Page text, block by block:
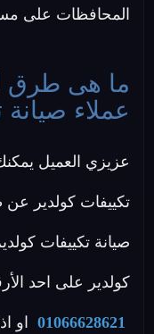
المحافظات على
ما هى طرق
عملاء صيانة
عزيزي العميل
تكييفات كولدير
صيانة تكييفات
كولدير على احد
01066628621 او